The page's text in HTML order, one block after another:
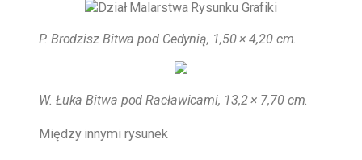
P. Brodzisz Bitwa pod Cedynią, 1,50 × 4,20 cm.
W. Łuka Bitwa pod Racławicami, 13,2 × 7,70 cm.
Między innymi rysunek